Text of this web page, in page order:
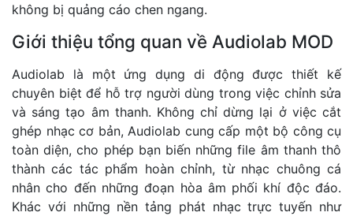
không bị quảng cáo chen ngang.
Giới thiệu tổng quan về Audiolab MOD
Audiolab là một ứng dụng di động được thiết kế
chuyên biệt để hỗ trợ người dùng trong việc chỉnh sửa
và sáng tạo âm thanh. Không chỉ dừng lại ở việc cắt
ghép nhạc cơ bản, Audiolab cung cấp một bộ công cụ
toàn diện, cho phép bạn biến những file âm thanh thô
thành các tác phẩm hoàn chỉnh, từ nhạc chuông cá
nhân cho đến những đoạn hòa âm phối khí độc đáo.
Khác với những nền tảng phát nhạc trực tuyến như